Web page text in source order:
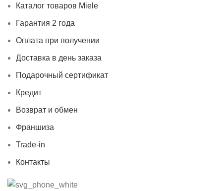
Каталог товаров Miele
Гарантия 2 года
Оплата при получении
Доставка в день заказа
Подарочный сертификат
Кредит
Возврат и обмен
Франшиза
Trade-in
Контакты